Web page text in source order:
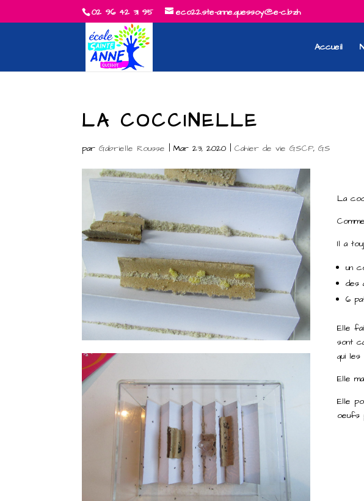
02 96 42 31 95 eco22.ste-anne.quessoy@e-c.bzh
Accueil
LA COCCINELLE
parGabrielle Rousse |Mar 23, 2020 |Cahier de vie GSCP,GS
La
Il a
un
des
6
Elle
sont
qui
Elle
Elle
oeufs